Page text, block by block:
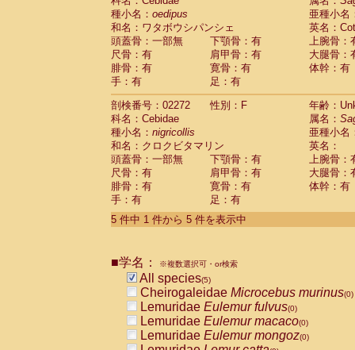
Pitheciidae
Callicebus cupreus(0)
Pitheciidae Callicebus donacophilus(0)
PitheciidaeCallicebus moloch(0)
Pitheciidae Callicebus torquatus(0)
Pitheciidae Callicebus
Pitheciidae Chiropotes satanas
Pitheciidae Pithecia monachus
Pitheciidae Pithecia pithecia (0)
Cercopithecidae Cercocebus agilis (0)
Cercopithecidae
Cercocebus
Cercopithecidae
Cercocebus
CercopithecidaeCercocebus
CercopithecidaeCercocebus
CercopithecidaeCercocebus hybrid(0)
CercopithecidaeCercocebus
CercopithecidaeLophocebus
CercopithecidaePapio hamadryas
Cercopithecidae
CercopithecidaePapiospp. (0)
CercopithecidaeMandrillus
CercopithecidaeMandrillus sphinx
CercopithecidaeTheropithecus
CercopithecidaeMacaca arctoides
種小名： oedipus
亜種小名
和名：ワタボウシパンシェ
英名：
頭蓋骨：一部無
下顎骨：有
上腕骨：
尺骨：有
肩甲骨：有
大腿骨：
腓骨：有
寛骨：有
体幹：有
手：有
足：有
剖検番号：02272
性別：F
年齢：
科名：Cebidae
属名：
種小名： nigricollis
亜種小名
和名：クロクビタマリン
英名：
頭蓋骨：一部無
下顎骨：有
上腕骨：
尺骨：有
肩甲骨：有
大腿骨：
腓骨：有
寛骨：有
体幹：有
手：有
足：有
5 件中 1 件から 5 件を表示中
■学名： ※複数選択可・or検索
All species(5)
Cheirogaleidae Microcebus murinus(0)
Lemuridae Eulemur fulvus(0)
Lemuridae Eulemur macaco(0)
Lemuridae Eulemur mongoz(0)